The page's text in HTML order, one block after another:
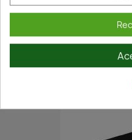
5,25